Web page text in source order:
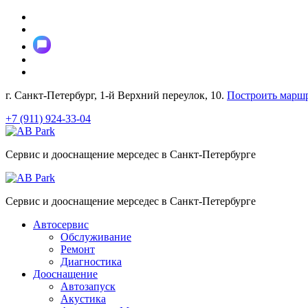
Перейти
содержимому
г. Санкт-Петербург, 1-й Верхний переулок, 10. Построить
+7 (911) 924-33-04
Сервис и дооснащение мерседес в Санкт-Петербурге
Сервис и дооснащение мерседес в Санкт-Петербурге
Автосервис
Обслуживание
Ремонт
Диагностика
Дооснащение
Автозапуск
Акустика